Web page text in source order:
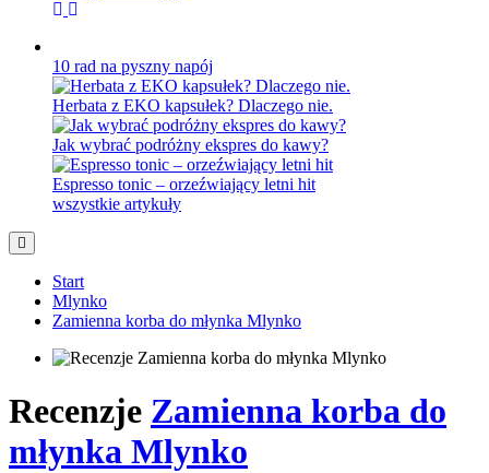
10 rad na pyszny napój
Herbata z EKO kapsułek? Dlaczego nie.
Jak wybrać podróżny ekspres do kawy?
Espresso tonic – orzeźwiający letni hit
wszystkie artykuły
Start
Mlynko
Zamienna korba do młynka Mlynko
Recenzje Zamienna korba do
młynka Mlynko